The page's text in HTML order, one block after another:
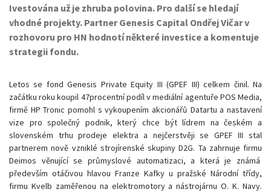
Ivestována už je zhruba polovina. Pro další se hledají
vhodné projekty. Partner Genesis Capital Ondřej Vičar v
rozhovoru pro HN hodnotí některé investice a komentuje
strategii fondu.
Letos se fond Genesis Private Equity III (GPEF III) celkem činil. Na
začátku roku koupil 47procentní podíl v mediální agentuře POS Media,
firmě HP Tronic pomohl s vykoupením akcionářů Datartu a nastavení
vize pro společný podnik, který chce být lídrem na českém a
slovenském trhu prodeje elektra a nejčerstvěji se GPEF III stal
partnerem nově vzniklé strojírenské skupiny D2G. Ta zahrnuje firmu
Deimos věnující se průmyslové automatizaci, a která je známá
především otáčivou hlavou Franze Kafky u pražské Národní třídy,
firmu Kvelb zaměřenou na elektromotory a nástrojárnu O. K. Navy.